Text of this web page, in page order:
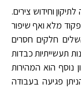
וחידוש צירים.
מלא ואף שיפור
חלקים חסרים
תעשייתיות כבדות
נוסף הוא המהירות
פגיעה בעבודה